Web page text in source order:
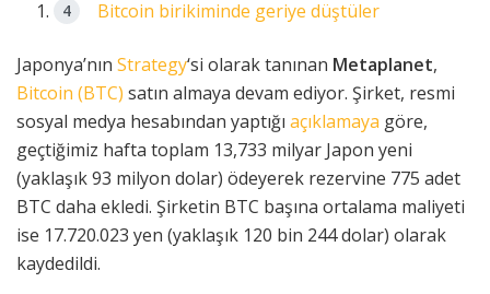
Bitcoin birikiminde geriye düştüler
Japonya’nın Strategy‘si olarak tanınan Metaplanet,
Bitcoin (BTC) satın almaya devam ediyor. Şirket, resmi
sosyal medya hesabından yaptığı açıklamaya göre,
geçtiğimiz hafta toplam 13,733 milyar Japon yeni
(yaklaşık 93 milyon dolar) ödeyerek rezervine 775 adet
BTC daha ekledi. Şirketin BTC başına ortalama maliyeti
ise 17.720.023 yen (yaklaşık 120 bin 244 dolar) olarak
kaydedildi.